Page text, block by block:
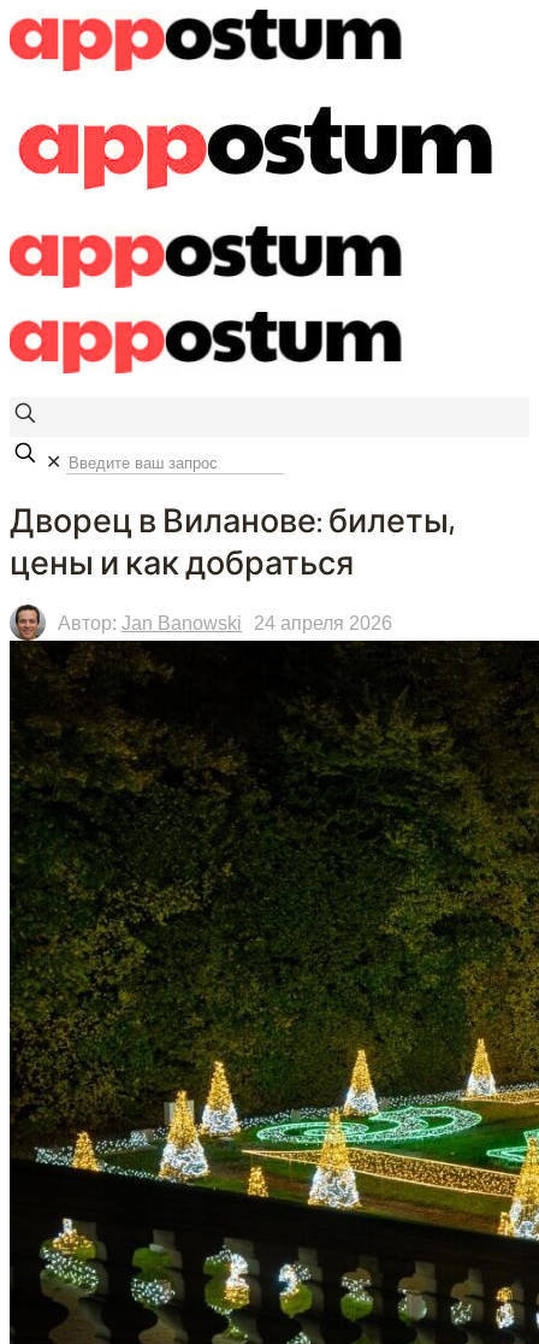
✕
Дворец в Виланове: билеты,
цены и как добраться
Автор: Jan Banowski 24 апреля 2026